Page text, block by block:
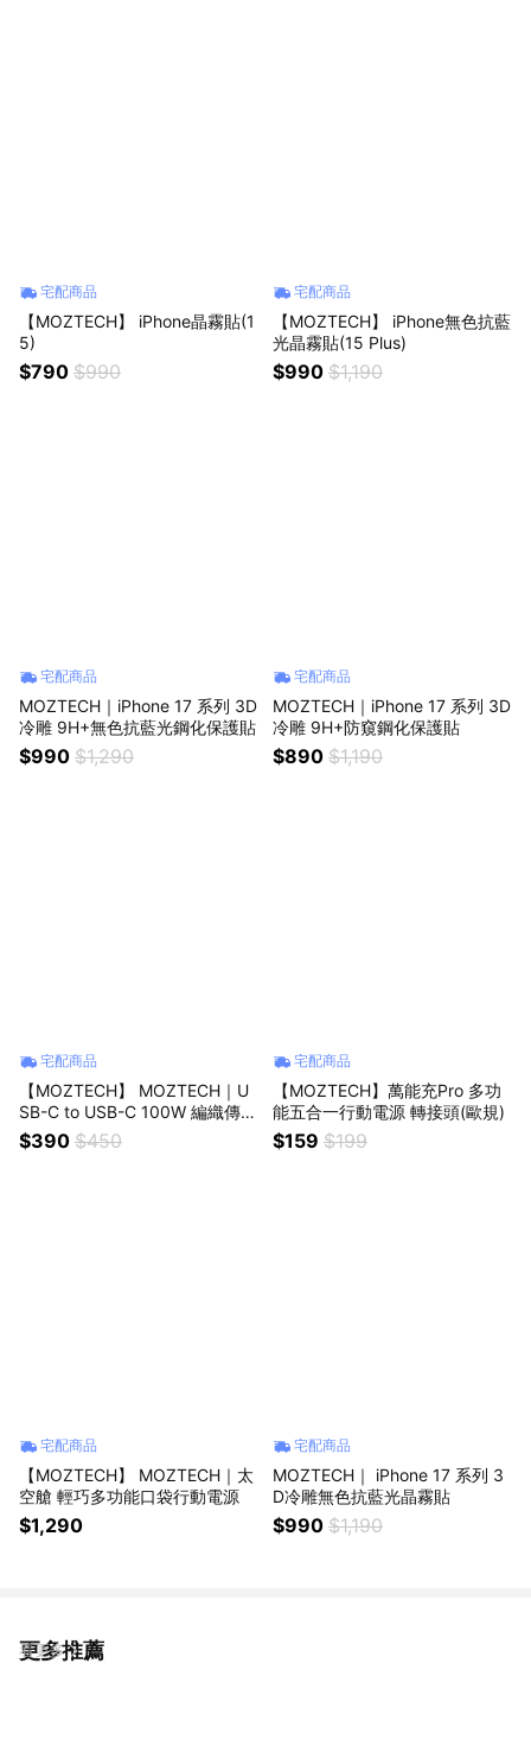
宅配商品
【MOZTECH】 iPhone晶霧貼(1
5)
$790 $990
宅配商品
【MOZTECH】 iPhone無色抗藍
光晶霧貼(15 Plus)
$990 $1,190
宅配商品
MOZTECH｜iPhone 17 系列 3D
冷雕 9H+無色抗藍光鋼化保護貼
$990 $1,290
宅配商品
MOZTECH｜iPhone 17 系列 3D
冷雕 9H+防窺鋼化保護貼
$890 $1,190
宅配商品
【MOZTECH】 MOZTECH｜U
SB-C to USB-C 100W 編織傳輸
充電線
$390 $450
宅配商品
【MOZTECH】萬能充Pro 多功
能五合一行動電源 轉接頭(歐規)
$159 $199
宅配商品
【MOZTECH】 MOZTECH｜太
空艙 輕巧多功能口袋行動電源
$1,290
宅配商品
MOZTECH｜ iPhone 17 系列 3
D冷雕無色抗藍光晶霧貼
$990 $1,190
更多推薦
看更多